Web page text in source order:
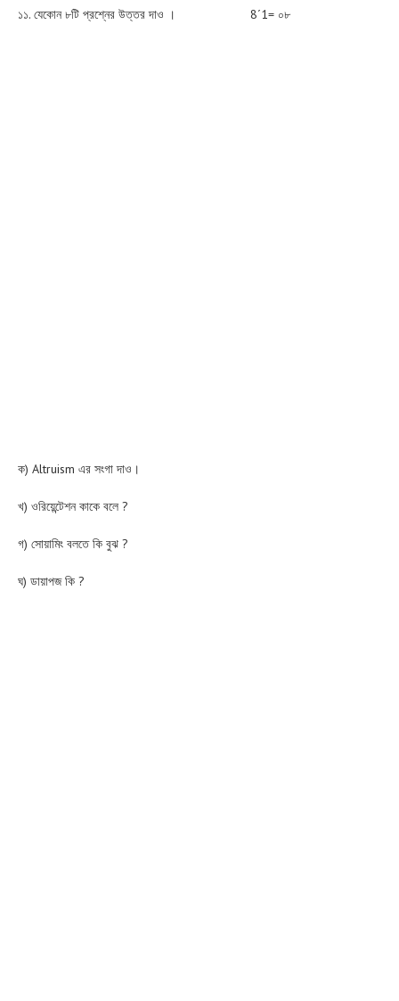
১১. যেকোন ৮টি প্রশ্নের উত্তর দাও । 8´1= ০৮
ক) Altruism এর সংগা দাও।
খ) ওরিয়েন্টেশন কাকে বলে ?
গ) সোয়ামিং বলতে কি বুঝ ?
ঘ) ডায়াপজ কি ?